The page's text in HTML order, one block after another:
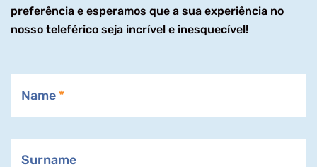
preferência e esperamos que a sua experiência no
nosso teleférico seja incrível e inesquecível!